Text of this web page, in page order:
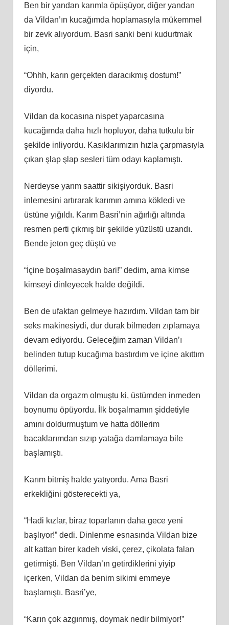
Ben bir yandan karımla öpüşüyor, diğer yandan
da Vildan’ın kucağımda hoplamasıyla mükemmel
bir zevk alıyordum. Basri sanki beni kudurtmak
için,
“Ohhh, karın gerçekten daracıkmış dostum!”
diyordu.
Vildan da kocasına nispet yaparcasına
kucağımda daha hızlı hopluyor, daha tutkulu bir
şekilde inliyordu. Kasıklarımızın hızla çarpmasıyla
çıkan şlap şlap sesleri tüm odayı kaplamıştı.
Nerdeyse yarım saattir sikişiyorduk. Basri
inlemesini artırarak karımın amına kökledi ve
üstüne yığıldı. Karım Basri’nin ağırlığı altında
resmen perti çıkmış bir şekilde yüzüstü uzandı.
Bende jeton geç düştü ve
“İçine boşalmasaydın bari!” dedim, ama kimse
kimseyi dinleyecek halde değildi.
Ben de ufaktan gelmeye hazırdım. Vildan tam bir
seks makinesiydi, dur durak bilmeden zıplamaya
devam ediyordu. Geleceğim zaman Vildan’ı
belinden tutup kucağıma bastırdım ve içine akıttım
döllerimi.
Vildan da orgazm olmuştu ki, üstümden inmeden
boynumu öpüyordu. İlk boşalmamın şiddetiyle
amını doldurmuştum ve hatta döllerim
bacaklarımdan sızıp yatağa damlamaya bile
başlamıştı.
Karım bitmiş halde yatıyordu. Ama Basri
erkekliğini gösterecekti ya,
“Hadi kızlar, biraz toparlanın daha gece yeni
başlıyor!” dedi. Dinlenme esnasında Vildan bize
alt kattan birer kadeh viski, çerez, çikolata falan
getirmişti. Ben Vildan’ın getirdiklerini yiyip
içerken, Vildan da benim sikimi emmeye
başlamıştı. Basri’ye,
“Karın çok azgınmış, doymak nedir bilmiyor!”